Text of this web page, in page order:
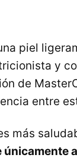
piel
y
de
entre
más